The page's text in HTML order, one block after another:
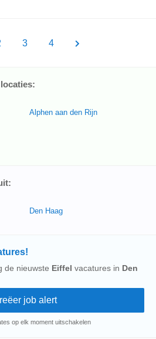
3 4
Alphen aan den Rijn
Den Haag
de nieuwste Eiffel vacatures in Den
op elk moment uitschakelen